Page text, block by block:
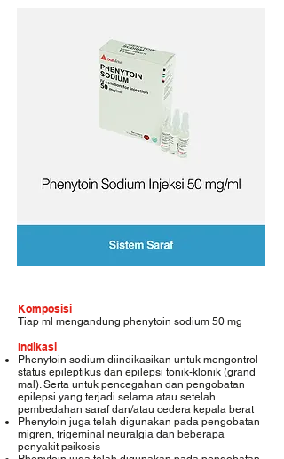
Komposisi
Tiap ml mengandung phenytoin sodium 50 mg
Indikasi
Phenytoin sodium diindikasikan untuk mengontrol
status epileptikus dan epilepsi tonik-klonik (grand
mal). Serta untuk pencegahan dan pengobatan
epilepsi yang terjadi selama atau setelah
pembedahan saraf dan/atau cedera kepala berat
Phenytoin juga telah digunakan pada pengobatan
migren, trigeminal neuralgia dan beberapa
penyakit psikosis